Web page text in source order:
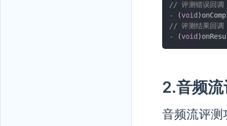
// 评测错误回调
-
(void )
// 评测结果回调
-
(void )
2.音频
音频流评测